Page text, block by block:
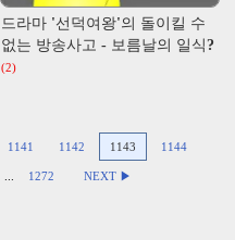
드라마 '선덕여왕'의 돌이킬 수
없는 방송사고 - 보름날의 일식?
(2)
1141 1142 1143 1144
1272 NEXT ▶